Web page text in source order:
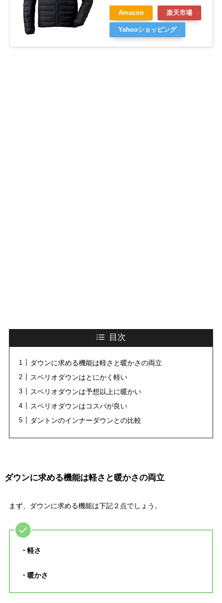
Amazon 楽天市場
Yahooショッピング
目次
ダウンに求める機能は軽さと暖かさの両立
スペリオダウンはとにかく軽い
スペリオダウンは予想以上に暖かい
スペリオダウンはコスパが良い
ダントンのインナーダウンとの比較
ダウンに求める機能は軽さと暖かさの両立
まず、ダウンに求める機能は下記２点でしょう。
・軽さ
・暖かさ